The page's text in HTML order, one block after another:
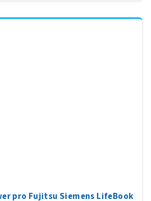
pro Fujitsu Siemens LifeBook